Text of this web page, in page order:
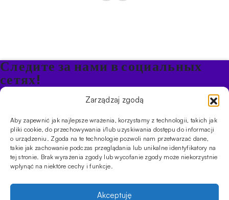
Zarządzaj zgodą
Aby zapewnić jak najlepsze wrażenia, korzystamy z technologii, takich jak
pliki cookie, do przechowywania i/lub uzyskiwania dostępu do informacji
o urządzeniu. Zgoda na te technologie pozwoli nam przetwarzać dane,
takie jak zachowanie podczas przeglądania lub unikalne identyfikatory na
tej stronie. Brak wyrażenia zgody lub wycofanie zgody może niekorzystnie
wpłynąć na niektóre cechy i funkcje.
Akceptuję
Следите за нами в социальных
сетях!
Будьте в курсе акций и новостей в Кальяне
ПРОДУКТЫ
КальяныЧашиУгли и розжигПродукты безникотиновые
ИНФОРМАЦИЯ
АКЦИИFAQФирмыПравила работы магазина
УСЛУГИ